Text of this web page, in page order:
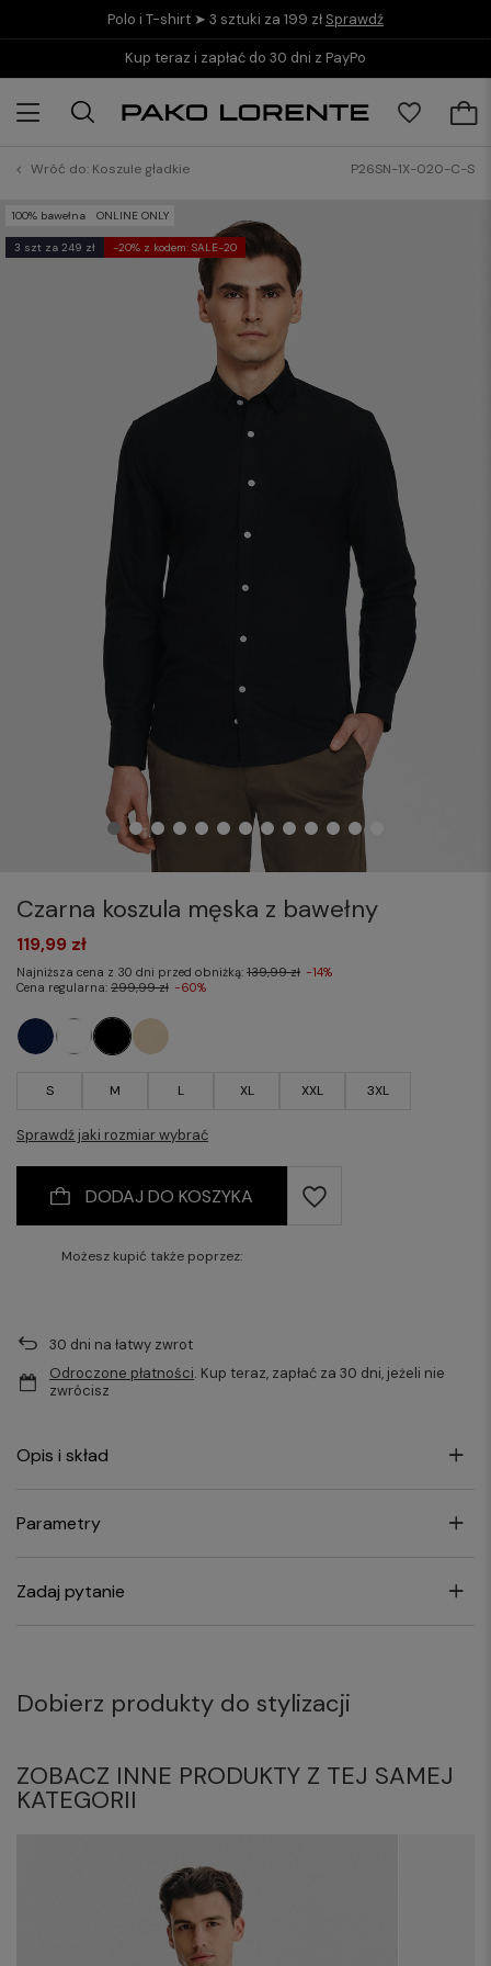
Polo i T-shirt ➤ 3 sztuki za 199 zł Sprawdź
Kup teraz i zapłać do 30 dni z PayPo
Wróć do: Koszule gładkie P26SN-1X-020-C-S
100% bawełna ONLINE ONLY
3 szt za 249 zł -20% z kodem: SALE-20
Czarna koszula męska z bawełny
S M L XL XXL 3XL
Sprawdź jaki rozmiar wybrać
119,99 zł
Najniższa cena z 30 dni przed obniżką: 139,99 zł -14%
Cena regularna: 299,99 zł -60%
DODAJ DO KOSZYKA
Możesz kupić także poprzez:
30 dni na łatwy zwrot
Odroczone płatności. Kup teraz, zapłać za 30 dni, jeżeli nie
zwrócisz
Opis i skład
Parametry
Zadaj pytanie
Dobierz produkty do stylizacji
ZOBACZ INNE PRODUKTY Z TEJ SAMEJ
KATEGORII